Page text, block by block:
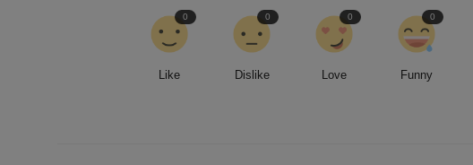
Like
0
Dislike
0
Love
0
Funny
0